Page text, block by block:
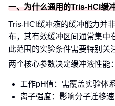
一、为什么通用的Tris-HCl缓
Tris-HCl缓冲液的缓冲能力并
布，其有效缓冲区间通常集中
此范围的实验条件需要特别关
两个核心参数决定缓冲液性能：
工作pH值：需覆盖实验体
离子强度：影响分子迁移